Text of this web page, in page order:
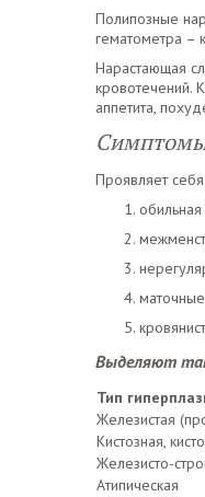
Полипозные
гематометра –
Нарастающая
кровотечений.
аппетита,
Проявляет
Выделяют
Тип
Железистая
Кистозная,
Железисто-
Атипическая